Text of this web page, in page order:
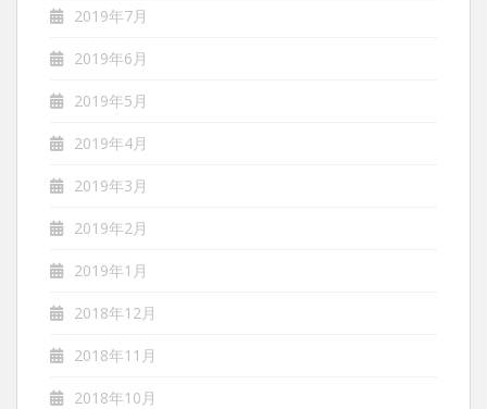
2019年7月
2019年6月
2019年5月
2019年4月
2019年3月
2019年2月
2019年1月
2018年12月
2018年11月
2018年10月